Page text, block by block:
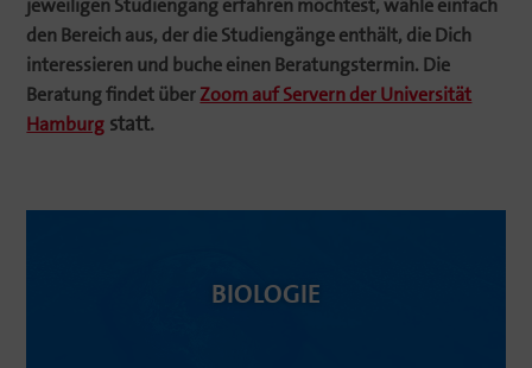
jewei­ligen Studi­en­gang erfahren möchtest, wähle einfach
den Bereich aus, der die Studi­en­gänge enthält, die Dich
inter­es­sieren und buche einen Beratungs­termin. Die
Beratung findet überZoom auf Servern der Univer­sität
Hamburg statt.
BIOLOGIE